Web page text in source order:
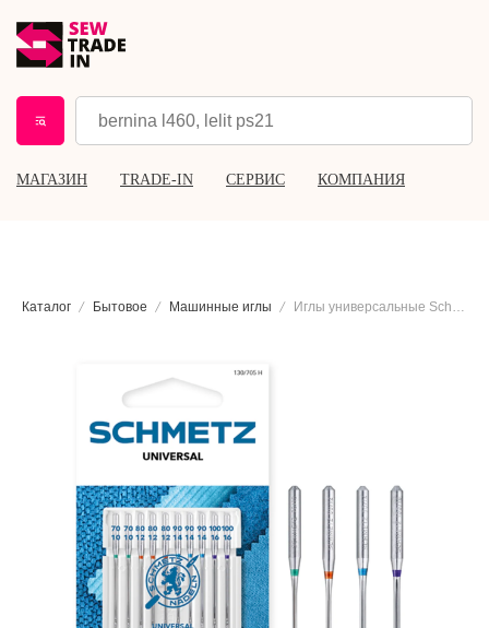
МАГАЗИН TRADE-IN СЕРВИС КОМПАНИЯ
Каталог Бытовое Машинные иглы